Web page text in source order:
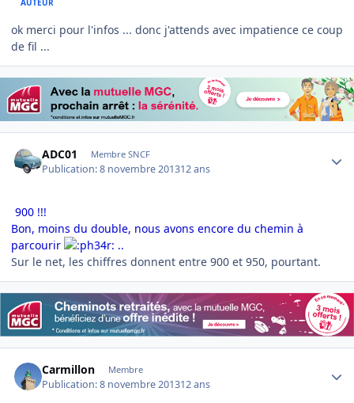
AUTEUR
ok merci pour l'infos ... donc j'attends avec impatience ce coup
de fil ...
ADC01 Membre SNCF
Publication:8 novembre 201312 ans
900 !!!
Bon, moins du double, nous avons encore du chemin à
parcourir
..
Sur le net, les chiffres donnent entre 900 et 950, pourtant.
Carmillon Membre
Publication:8 novembre 201312 ans